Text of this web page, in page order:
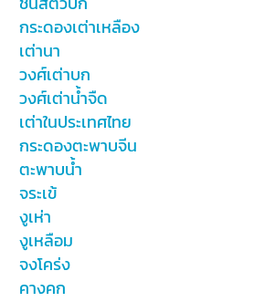
กระดองเต่าเหลือง
เต่านา
วงศ์เต่าบก
วงศ์เต่าน้ำจืด
เต่าในประเทศไทย
กระดองตะพาบจีน
ตะพาบน้ำ
จระเข้
งูเห่า
งูเหลือม
จงโคร่ง
คางคก